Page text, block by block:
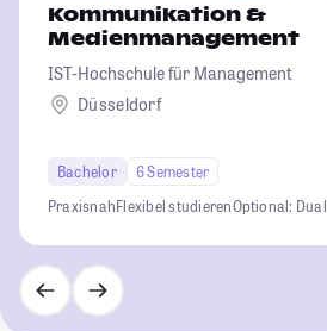
Kommunikation &
Medienmanagement
IST-Hochschule für Management
Düsseldorf
Bachelor
6 Semester
PraxisnahFlexibel studierenOptional: Dual